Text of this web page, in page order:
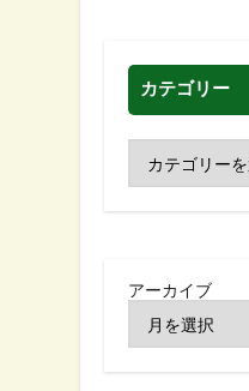
カテゴリー
アーカイブ